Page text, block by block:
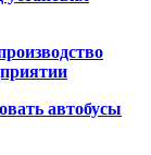
автобусы